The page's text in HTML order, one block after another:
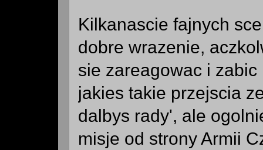
Kilkanascie fajnych
dobre wrazenie,
sie zareagowac i
jakies takie przejscia
dalbys rady', ale
misje od strony Armii